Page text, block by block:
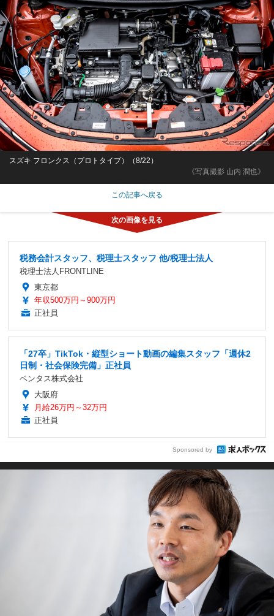
《写真撮影 山内 潤也》
スズキ フロンクス（プロトタイプ）（8/22）
この記事へ戻る
税務会計スタッフ、税理士スタッフ 他/税理士法人
税理士法人FRONTLINE
東京都
年収500万円～900万円
正社員
「27卒」TikTok・縦型ショート動画の編集スタッフ「週休2
日制・社会保険完備」正社員
ベンタス株式会社
大阪府
月給26万円～32万円
正社員
Sponsored by